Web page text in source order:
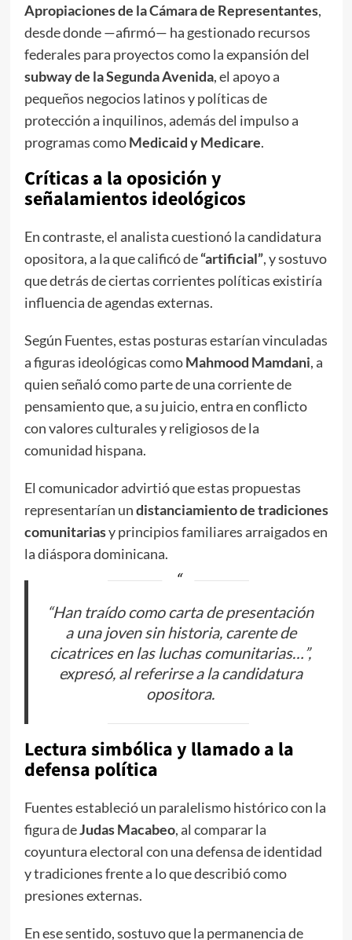
Apropiaciones de la Cámara de Representantes,
desde donde —afirmó— ha gestionado recursos
federales para proyectos como la expansión del
subway de la Segunda Avenida, el apoyo a
pequeños negocios latinos y políticas de
protección a inquilinos, además del impulso a
programas comoMedicaid y Medicare.
Críticas a la oposición y
señalamientos ideológicos
En contraste, el analista cuestionó la candidatura
opositora, a la que calificó de“artificial”, y sostuvo
que detrás de ciertas corrientes políticas existiría
influencia de agendas externas.
Según Fuentes, estas posturas estarían vinculadas
a figuras ideológicas comoMahmood Mamdani, a
quien señaló como parte de una corriente de
pensamiento que, a su juicio, entra en conflicto
con valores culturales y religiosos de la
comunidad hispana.
El comunicador advirtió que estas propuestas
representarían undistanciamiento de tradiciones
comunitariasy principios familiares arraigados en
la diáspora dominicana.
“Han traído como carta de presentación
a una joven sin historia, carente de
cicatrices en las luchas comunitarias…”,
expresó, al referirse a la candidatura
opositora.
Lectura simbólica y llamado a la
defensa política
Fuentes estableció un paralelismo histórico con la
figura deJudas Macabeo, al comparar la
coyuntura electoral con una defensa de identidad
y tradiciones frente a lo que describió como
presiones externas.
En ese sentido, sostuvo que la permanencia de